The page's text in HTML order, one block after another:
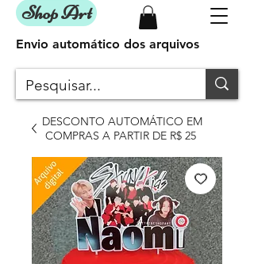
Shop Art
DESCONTO AUTOMÁTICO EM
COMPRAS A PARTIR DE R$ 25
Envio automático dos arquivos